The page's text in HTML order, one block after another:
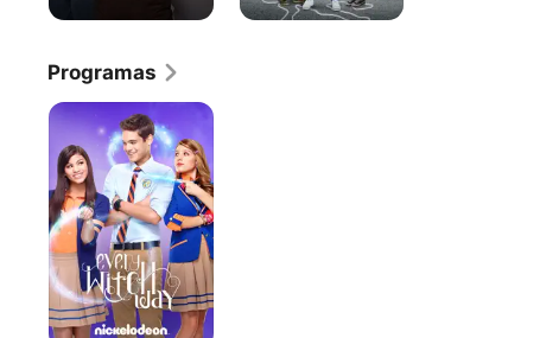
Programas
Every
Witch
Way